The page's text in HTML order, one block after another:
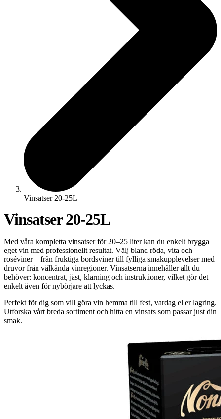
Vinsatser 20-25L
Vinsatser 20-25L
Med våra kompletta vinsatser för 20–25 liter kan du enkelt brygga
eget vin med professionellt resultat. Välj bland röda, vita och
roséviner – från fruktiga bordsviner till fylliga smakupplevelser med
druvor från välkända vinregioner. Vinsatserna innehåller allt du
behöver: koncentrat, jäst, klarning och instruktioner, vilket gör det
enkelt även för nybörjare att lyckas.
Perfekt för dig som vill göra vin hemma till fest, vardag eller lagring.
Utforska vårt breda sortiment och hitta en vinsats som passar just din
smak.